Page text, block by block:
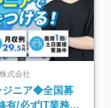
式会社
ジニア◆全国募
有/必ずIT業務配